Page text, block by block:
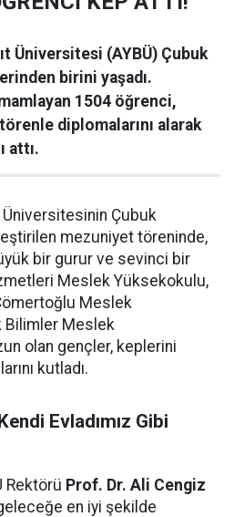
Üniversitesi (AYBÜ) Çubuk
birini yaşadı.
1504 öğrenci,
diplomalarını alarak
attı.
Üniversitesinin Çubuk
mezuniyet töreninde,
bir gurur ve sevinci bir
Meslek Yüksekokulu,
Meslek
Bilimler Meslek
olan gençler, keplerini
kutladı.
Evladımız Gibi
Rektörü Prof. Dr. Ali Cengiz
en iyi şekilde